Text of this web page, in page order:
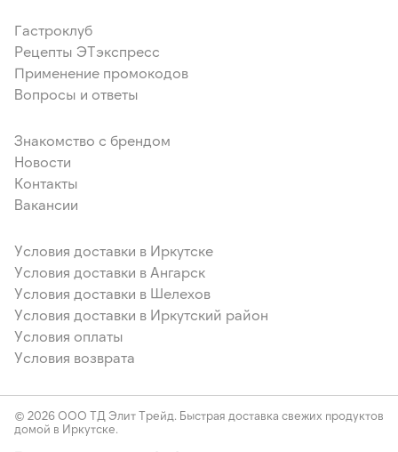
Гастроклуб
Рецепты ЭТэкспресс
Применение промокодов
Вопросы и ответы
Знакомство с брендом
Новости
Контакты
Вакансии
Условия доставки в Иркутске
Условия доставки в Ангарск
Условия доставки в Шелехов
Условия доставки в Иркутский район
Условия оплаты
Условия возврата
© 2026 ООО ТД Элит Трейд. Быстрая доставка свежих продуктов
домой в Иркутске.